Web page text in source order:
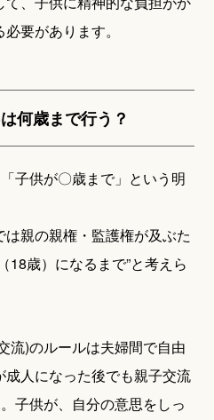
要があります。
何歳まで行う？
子供が〇歳まで」という明
親の親権・監護権が及ぶた
18歳）になるまで”と考えら
流)のルールは夫婦間で自由
人になった後でも親子交流
子供が、自分の意思をしっ